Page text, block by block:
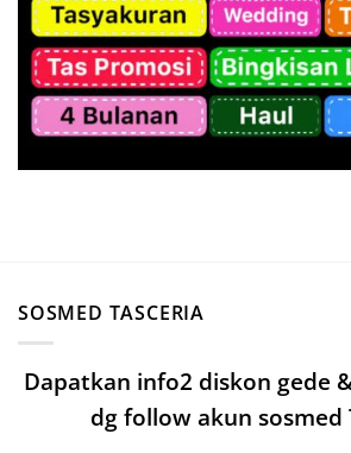
SOSMED TASCERIA
Dapatkan info2 diskon gede
dg follow akun sosmed